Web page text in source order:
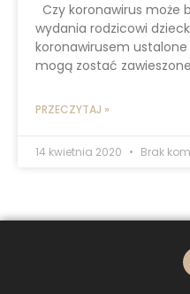
Czy koronawirus
wydania rodzicowi
koronawirusem
mogą zostać
PRZECZYTAJ »
14 kwietnia 2020 Brak